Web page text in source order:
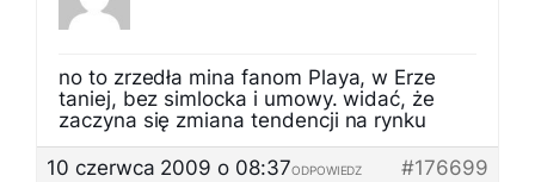
no to zrzedła mina fanom Playa, w Erze
taniej, bez simlocka i umowy. widać, że
zaczyna się zmiana tendencji na rynku
10 czerwca 2009 o 08:37
#176699
ODPOWIEDZ